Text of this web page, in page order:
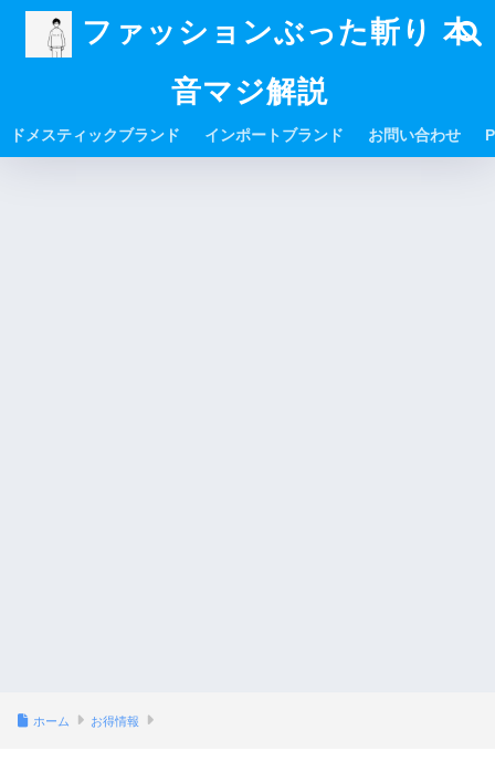
ファッションぶった斬り 本
音マジ解説
ドメスティックブランド インポートブランド お問い合わせ
ホーム お得情報